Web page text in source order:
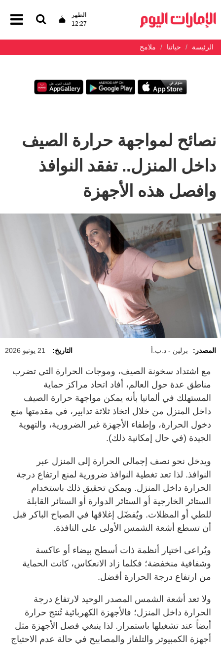
الظهر
12:27
الرئيسة حياتنا ملامح
نصائح لمواجهة حرارة الصيف
داخل المنزل.. تفقد النوافذ
وافصل هذه الأجهزة
المصدر: برلين - د.ب.أ التاريخ: 21 يونيو 2026
مع اشتداد سخونة الصيف، وموجات الحرارة التي تضرب
مناطق عدة حول العالم، أفاد اتحاد مراكز حماية
المستهلك في ألمانيا بأنه يمكن مواجهة حرارة الصيف
داخل المنزل من خلال اتخاذ ثلاثة تدابير، في مقدمتها منع
دخول الحرارة، وإطفاء الأجهزة غير الضرورية، والتهوية
الجيدة (في حال إمكانية ذلك).
ويدخل نحو نصف إجمالي الحرارة إلى المنزل عبر
النوافذ. لذا تعد تغطية النوافذ ضرورية لمنع ارتفاع درجة
الحرارة داخل المنزل. ويمكن تحقيق ذلك باستخدام
الستائر الخارجية أو الستائر الدوارة أو الستائر القابلة
للطي أو المظلات. ويُفضّل إغلاقها في الصباح الباكر قبل
أن تسطع أشعة الشمس الأولى على النافذة.
ويُراعى اختيار أنظمة ذات أسطح بيضاء أو عاكسة
وشفافية منخفضة؛ فكلما زاد الانعكاس، كانت الحماية
من ارتفاع درجة الحرارة أفضل.
ولا تعد أشعة الشمس المصدر الوحيد لارتفاع درجة
الحرارة داخل المنزل؛ فالأجهزة الكهربائية تُنتج حرارة
أيضاً عند تشغيلها باستمرار. لذا ينبغي فصل الأجهزة مثل
أجهزة الكمبيوتر والتلفاز والمصابيح في حالة عدم الاحتياج